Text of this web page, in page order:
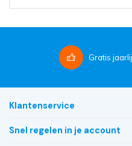
Gratis
Klantenservice
Snel regelen in je account